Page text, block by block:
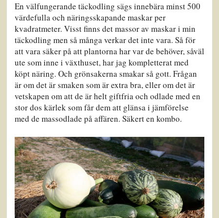
En välfungerande täckodling sägs innebära minst 500
värdefulla och näringsskapande maskar per
kvadratmeter. Visst finns det massor av maskar i min
täckodling men så många verkar det inte vara. Så för
att vara säker på att plantorna har var de behöver, såväl
ute som inne i växthuset, har jag kompletterat med
köpt näring. Och grönsakerna smakar så gott. Frågan
är om det är smaken som är extra bra, eller om det är
vetskapen om att de är helt giftfria och odlade med en
stor dos kärlek som får dem att glänsa i jämförelse
med de massodlade på affären. Säkert en kombo.